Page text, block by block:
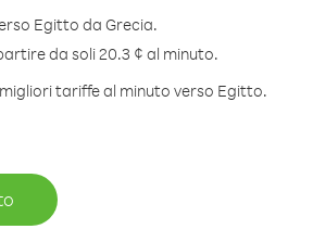
Egitto da Grecia.
da soli 20.3 ¢ al minuto.
tariffe al minuto verso Egitto.